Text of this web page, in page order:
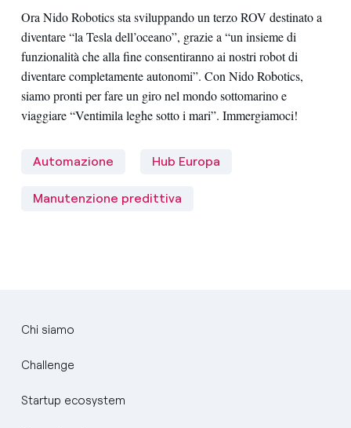
Ora Nido Robotics sta sviluppando un terzo ROV destinato a
diventare “la Tesla dell’oceano”, grazie a “un insieme di
funzionalità che alla fine consentiranno ai nostri robot di
diventare completamente autonomi”. Con Nido Robotics,
siamo pronti per fare un giro nel mondo sottomarino e
viaggiare “Ventimila leghe sotto i mari”. Immergiamoci!
Automazione Hub Europa
Manutenzione predittiva
Chi siamo
Challenge
Startup ecosystem